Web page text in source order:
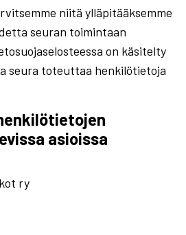
niitä ylläpitääksemme
seuran toimintaan
on käsitelty
seura toteuttaa henkilötietoja
asioissa
ry